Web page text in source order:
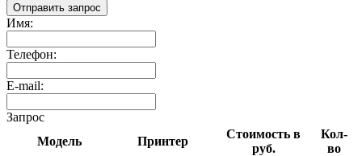
Отправить запрос
Имя:
Телефон:
E-mail:
Запрос
Модель
Принтер
Стоимость в
руб.
Кол-
во